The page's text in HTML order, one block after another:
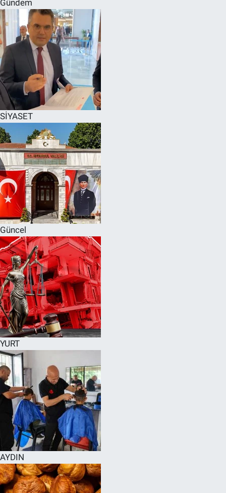
Gündem
SİYASET
Güncel
YURT
AYDIN
SPOR
RESMİ İLANLAR